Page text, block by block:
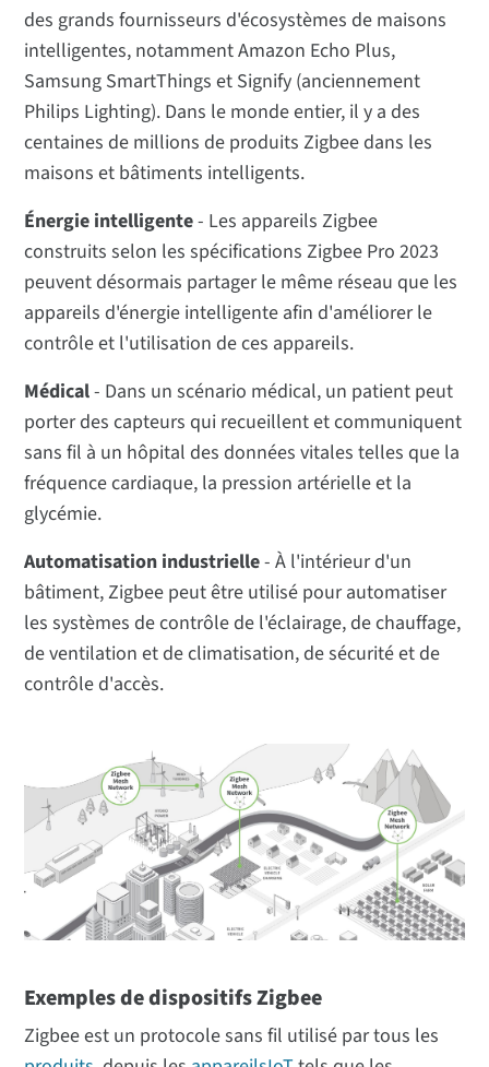
des grands fournisseurs d'écosystèmes de maisons
intelligentes, notamment Amazon Echo Plus,
Samsung SmartThings et Signify (anciennement
Philips Lighting). Dans le monde entier, il y a des
centaines de millions de produits Zigbee dans les
maisons et bâtiments intelligents.
Énergie intelligente- Les appareils Zigbee
construits selon les spécifications Zigbee Pro 2023
peuvent désormais partager le même réseau que les
appareils d'énergie intelligente afin d'améliorer le
contrôle et l'utilisation de ces appareils.
Médical- Dans un scénario médical, un patient peut
porter des capteurs qui recueillent et communiquent
sans fil à un hôpital des données vitales telles que la
fréquence cardiaque, la pression artérielle et la
glycémie.
Automatisation industrielle- À l'intérieur d'un
bâtiment, Zigbee peut être utilisé pour automatiser
les systèmes de contrôle de l'éclairage, de chauffage,
de ventilation et de climatisation, de sécurité et de
contrôle d'accès.
Exemples de dispositifs Zigbee
Zigbee est un protocole sans fil utilisé par tous les